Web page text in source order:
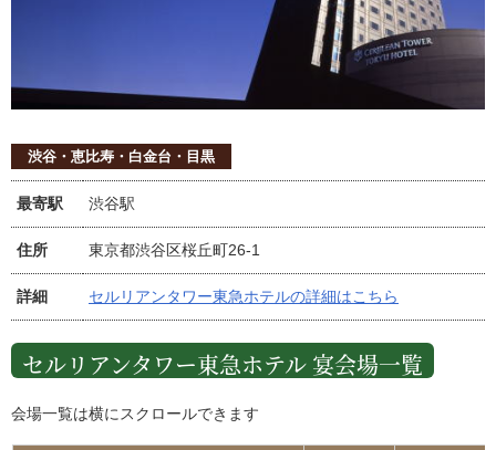
渋谷・恵比寿・白金台・目黒
最寄駅 渋谷駅
住所 東京都渋谷区桜丘町26-1
詳細 セルリアンタワー東急ホテルの詳細はこちら
セルリアンタワー東急ホテル 宴会場一覧
会場一覧は横にスクロールできます